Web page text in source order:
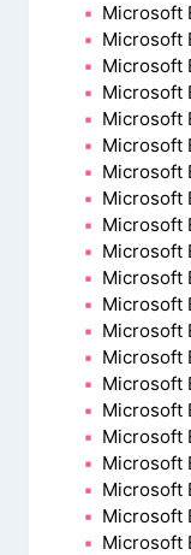
Microsoft
Microsoft
Microsoft
Microsoft
Microsoft
Microsoft
Microsoft
Microsoft
Microsoft
Microsoft
Microsoft
Microsoft
Microsoft
Microsoft
Microsoft
Microsoft
Microsoft
Microsoft
Microsoft
Microsoft
Microsoft